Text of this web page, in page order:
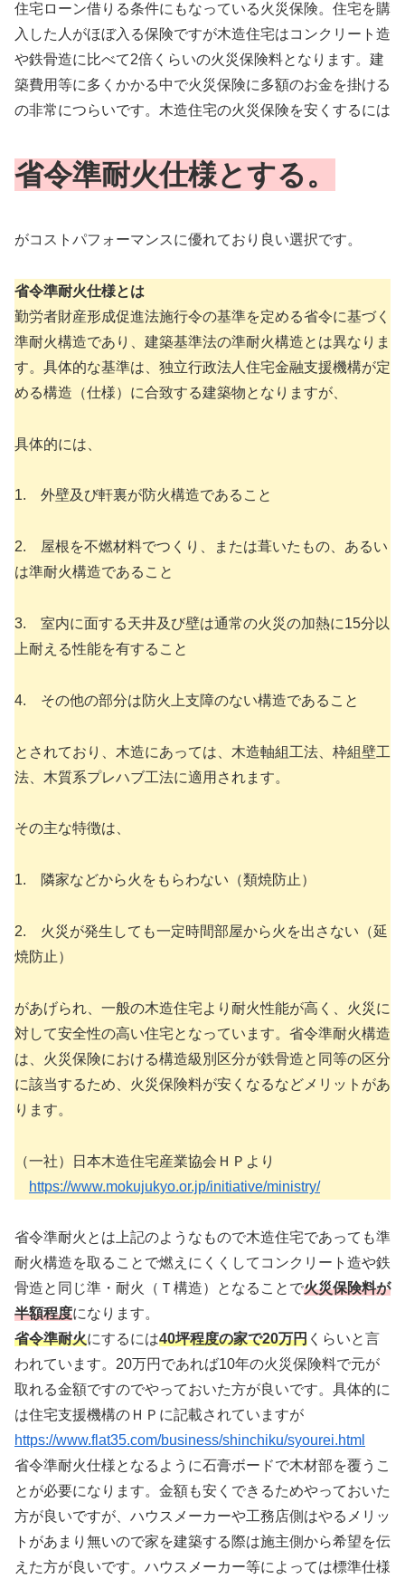
住宅ローン借りる条件にもなっている火災保険。住宅を購
入した人がほぼ入る保険ですが木造住宅はコンクリート造
や鉄骨造に比べて2倍くらいの火災保険料となります。建
築費用等に多くかかる中で火災保険に多額のお金を掛ける
の非常につらいです。木造住宅の火災保険を安くするには
省令準耐火仕様とする。
がコストパフォーマンスに優れており良い選択です。
省令準耐火仕様とは
勤労者財産形成促進法施行令の基準を定める省令に基づく
準耐火構造であり、建築基準法の準耐火構造とは異なりま
す。具体的な基準は、独立行政法人住宅金融支援機構が定
める構造（仕様）に合致する建築物となりますが、
具体的には、
1. 外壁及び軒裏が防火構造であること
2. 屋根を不燃材料でつくり、または葺いたもの、あるい
は準耐火構造であること
3. 室内に面する天井及び壁は通常の火災の加熱に15分以
上耐える性能を有すること
4. その他の部分は防火上支障のない構造であること
とされており、木造にあっては、木造軸組工法、枠組壁工
法、木質系プレハブ工法に適用されます。
その主な特徴は、
1. 隣家などから火をもらわない（類焼防止）
2. 火災が発生しても一定時間部屋から火を出さない（延
焼防止）
があげられ、一般の木造住宅より耐火性能が高く、火災に
対して安全性の高い住宅となっています。省令準耐火構造
は、火災保険における構造級別区分が鉄骨造と同等の区分
に該当するため、火災保険料が安くなるなどメリットがあ
ります。
（一社）日本木造住宅産業協会ＨＰより
https://www.mokujukyo.or.jp/initiative/ministry/
省令準耐火とは上記のようなもので木造住宅であっても準
耐火構造を取ることで燃えにくくしてコンクリート造や鉄
骨造と同じ準・耐火（Ｔ構造）となることで火災保険料が
半額程度になります。
省令準耐火にするには40坪程度の家で20万円 くらいと言
われています。20万円であれば10年の火災保険料で元が
取れる金額ですのでやっておいた方が良いです。具体的に
は住宅支援機構のＨＰに記載されていますが
https://www.flat35.com/business/shinchiku/syourei.html
省令準耐火仕様となるように石膏ボードで木材部を覆うこ
とが必要になります。金額も安くできるためやっておいた
方が良いですが、ハウスメーカーや工務店側はやるメリッ
トがあまり無いので家を建築する際は施主側から希望を伝
えた方が良いです。ハウスメーカー等によっては標準仕様